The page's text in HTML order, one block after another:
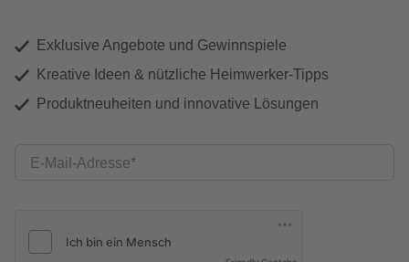
Exklusive Angebote und Gewinnspiele
Kreative Ideen & nützliche Heimwerker-Tipps
Produktneuheiten und innovative Lösungen
E-Mail-Adresse